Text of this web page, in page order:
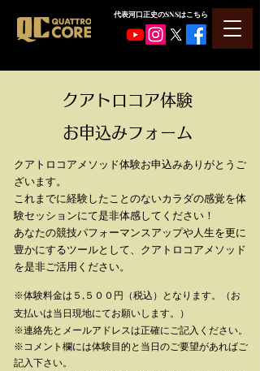
​代表河口正史のSNSはこちら
クアトロコア体験
お申込みフォーム
クアトロコアメソッド体験お申込みありがとうご
ざいます。
これまでに経験したことのないカラダの感覚を体
験セッションにて是非体感してください！
あなたの競技パフォーマンスアップや人生を更に
豊かにするツールとして、クアトロコアメソッド
を是非ご活用ください。
※体験料金は５,５００円（税込）となります。（お
支払いは当日現地にてお願いします。）​
​※連絡先とメールアドレスは正確にご記入ください。
※コメント欄には体験目的と当日のご要望があればご
記入下さい。